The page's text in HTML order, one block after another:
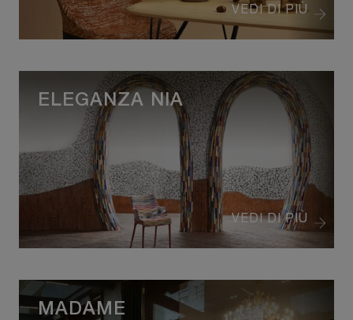
VEDI DI PIÙ
VEDI DI PIÙ
ELEGANZA NIA
MADAME